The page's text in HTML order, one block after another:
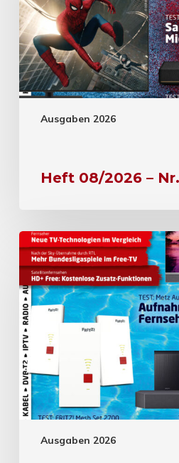
Ausgaben 2026
Heft 08/2026 –
Ausgaben 2026